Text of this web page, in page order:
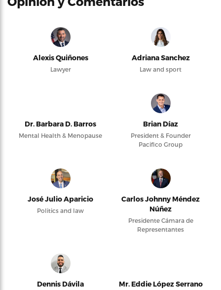
Alexis Quiñones
Lawyer
Adriana Sanchez
Law and sport
Dr. Barbara D. Barros
Mental Health & Menopause
Brian Díaz
President & Founder
Pacifico Group
José Julio Aparicio
Politics and law
Carlos Johnny Méndez
Núñez
Presidente Cámara de
Representantes
Dennis Dávila Mr. Eddie López Serrano